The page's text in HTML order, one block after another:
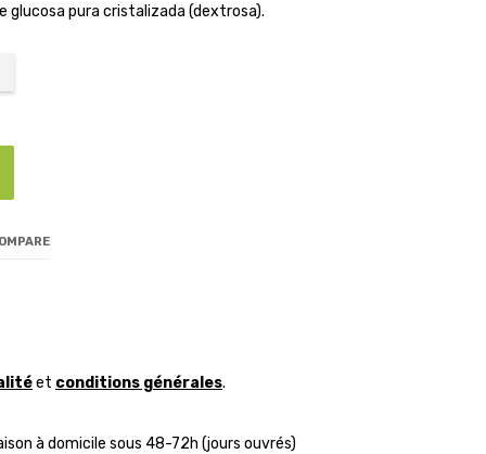
pura cristalizada (dextrosa).
et conditions générales.
à domicile sous 48-72h (jours ouvrés)